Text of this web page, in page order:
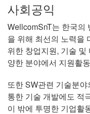
사회공익
WellcomSnT는 한국의
을 위해 최선의 노력을
위한 창업지원, 기술
양한 분야에서 지원활
또한 SW관련 기술분
통한 기술 개발에도 적
이 밖에 투명한 기업활